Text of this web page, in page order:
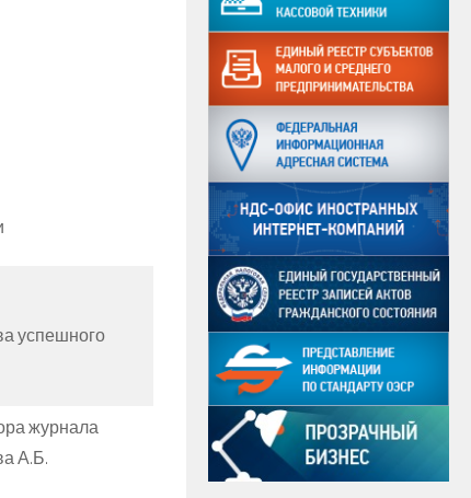
успешного
журнала
А.Б.